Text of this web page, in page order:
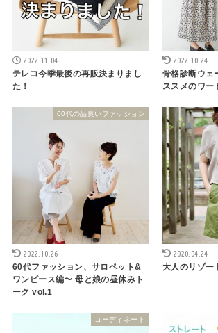
2022.11.04
テレコ今季最後の再販決まりまし
た！
2022.10.24
骨格診断ウェ
ススメのワー
60代の品良いファッション
2022.10.26
60代ファッション、サロペット&
ワンピース編〜 母と娘の昼休みト
ーク vol.1
2020.04.24
大人のリゾー
コーディネート